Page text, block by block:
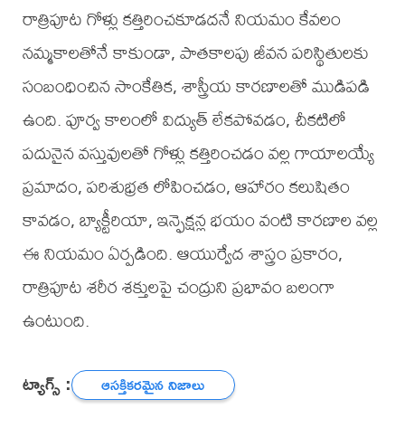
రాత్రిపూట గోళ్లు కత్తిరించకూడదనే నియమం కేవలం
నమ్మకాలతోనే కాకుండా, పాతకాలపు జీవన పరిస్థితులకు
సంబంధించిన సాంకేతిక, శాస్త్రీయ కారణాలతో ముడిపడి
ఉంది. పూర్వ కాలంలో విద్యుత్ లేకపోవడం, చీకటిలో
పదునైన వస్తువులతో గోళ్లు కత్తిరించడం వల్ల గాయాలయ్యే
ప్రమాదం, పరిశుభ్రత లోపించడం, ఆహారం కలుషితం
కావడం, బ్యాక్టీరియా, ఇన్ఫెక్షన్ల భయం వంటి కారణాల వల్ల
ఈ నియమం ఏర్పడింది. ఆయుర్వేద శాస్త్రం ప్రకారం,
రాత్రిపూట శరీర శక్తులపై చంద్రుని ప్రభావం బలంగా
ఉంటుంది.
ట్యాగ్స్ : ఆసక్తికరమైన నిజాలు